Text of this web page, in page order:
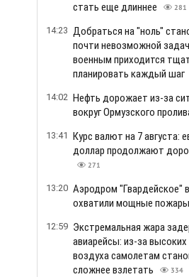
стать еще длиннее
281
14:23 Добраться на "ноль"
почти невозможной
военным приходится
планировать каждый шаг
14:02 Нефть дорожает из-за
вокруг Ормузского
13:41 Курс валют на 7 августа:
доллар продолжают
271
13:20 Аэродром "Гвардейское"
охватили мощные пожары
12:59 Экстремальная жара
авиарейсы: из-за высоких
воздуха самолетам
сложнее взлетать
334